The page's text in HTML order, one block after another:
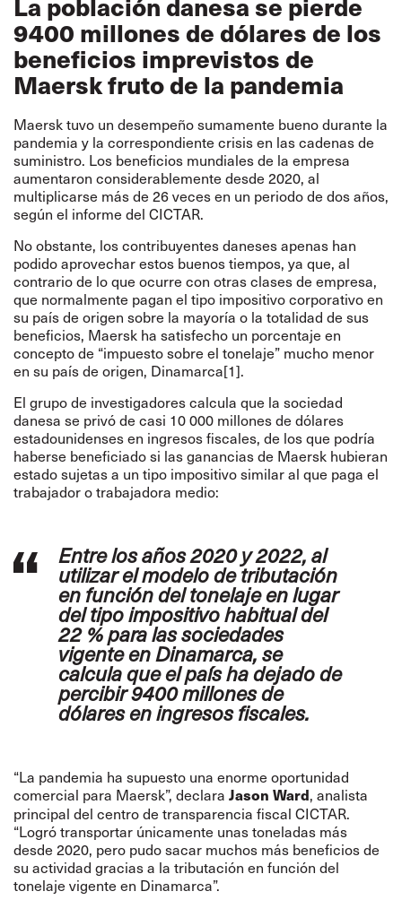
9400 millones de dólares de los
beneficios imprevistos de
Maersk fruto de la pandemia
Maersk tuvo un desempeño sumamente bueno durante la
pandemia y la correspondiente crisis en las cadenas de
suministro. Los beneficios mundiales de la empresa
aumentaron considerablemente desde 2020, al
multiplicarse más de 26 veces en un periodo de dos años,
según el informe del CICTAR.
No obstante, los contribuyentes daneses apenas han
podido aprovechar estos buenos tiempos, ya que, al
contrario de lo que ocurre con otras clases de empresa,
que normalmente pagan el tipo impositivo corporativo en
su país de origen sobre la mayoría o la totalidad de sus
beneficios, Maersk ha satisfecho un porcentaje en
concepto de “impuesto sobre el tonelaje” mucho menor
en su país de origen, Dinamarca[1].
El grupo de investigadores calcula que la sociedad
danesa se privó de casi 10 000 millones de dólares
estadounidenses en ingresos fiscales, de los que podría
haberse beneficiado si las ganancias de Maersk hubieran
estado sujetas a un tipo impositivo similar al que paga el
trabajador o trabajadora medio:
Entre los años 2020 y 2022, al
utilizar el modelo de tributación
en función del tonelaje en lugar
del tipo impositivo habitual del
22 % para las sociedades
vigente en Dinamarca, se
calcula que el país ha dejado de
percibir 9400 millones de
dólares en ingresos fiscales.
“La pandemia ha supuesto una enorme oportunidad
comercial para Maersk”, declara Jason Ward, analista
principal del centro de transparencia fiscal CICTAR.
“Logró transportar únicamente unas toneladas más
desde 2020, pero pudo sacar muchos más beneficios de
su actividad gracias a la tributación en función del
tonelaje vigente en Dinamarca”.